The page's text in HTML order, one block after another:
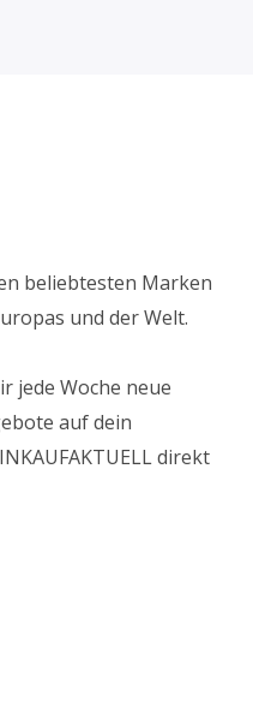
beliebtesten Marken
und der Welt.
jede Woche neue
auf dein
direkt